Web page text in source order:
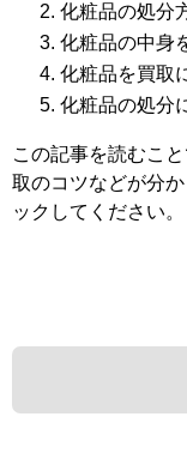
化粧品の処分
化粧品の中身
化粧品を買取
化粧品の処分
この記事を読むこ
取のコツなどが分
ックしてください。